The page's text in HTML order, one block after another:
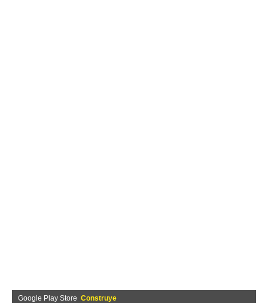
Google Play Store Construye